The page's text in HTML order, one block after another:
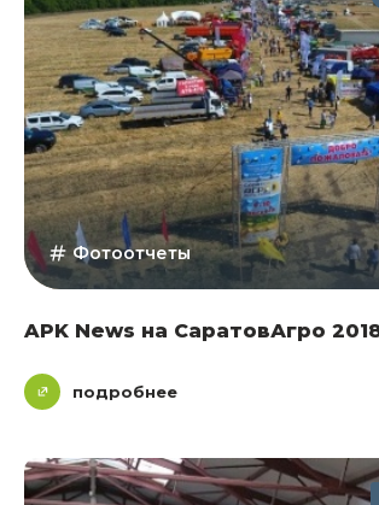
Фотоотчеты
APK News на СаратовАгро
подробнее